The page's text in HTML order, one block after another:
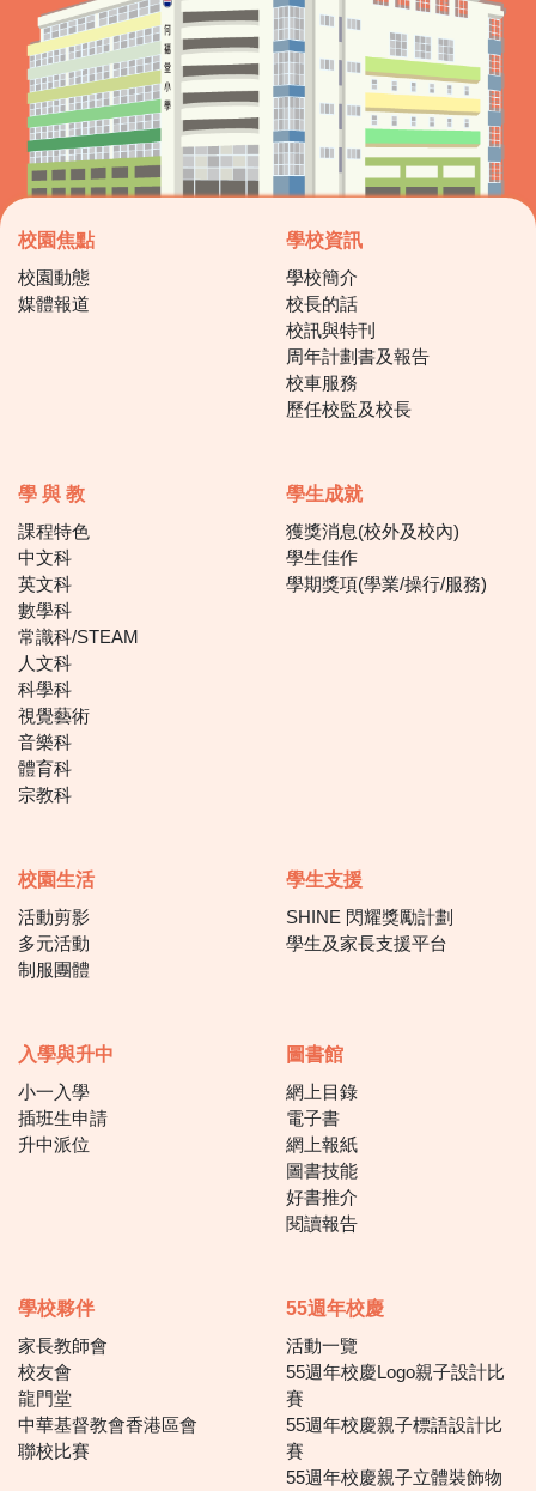
校園焦點
校園動態
媒體報道
學校資訊
學校簡介
校長的話
校訊與特刊
周年計劃書及報告
校車服務
歷任校監及校長
學 與 教
課程特色
中文科
英文科
數學科
常識科/STEAM
人文科
科學科
視覺藝術
音樂科
體育科
宗教科
學生成就
獲獎消息(校外及校內)
學生佳作
學期獎項(學業/操行/服務)
校園生活
活動剪影
多元活動
制服團體
學生支援
SHINE 閃耀獎勵計劃
學生及家長支援平台
入學與升中
小一入學
插班生申請
升中派位
圖書館
網上目錄
電子書
網上報紙
圖書技能
好書推介
閱讀報告
學校夥伴
家長教師會
校友會
龍門堂
中華基督教會香港區會
聯校比賽
55週年校慶
活動一覽
55週年校慶Logo親子設計比
賽
55週年校慶親子標語設計比
賽
55週年校慶親子立體裝飾物